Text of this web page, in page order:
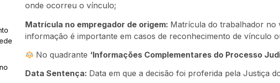
onde ocorreu o vínculo;
Matrícula no empregador de origem: Matrícula do trabalhador
informação é importante em casos de reconhecimento de vínculo
No quadrante ‘Informações Complementares do Processo
Data Sentença: Data em que a decisão foi proferida pela Justiça